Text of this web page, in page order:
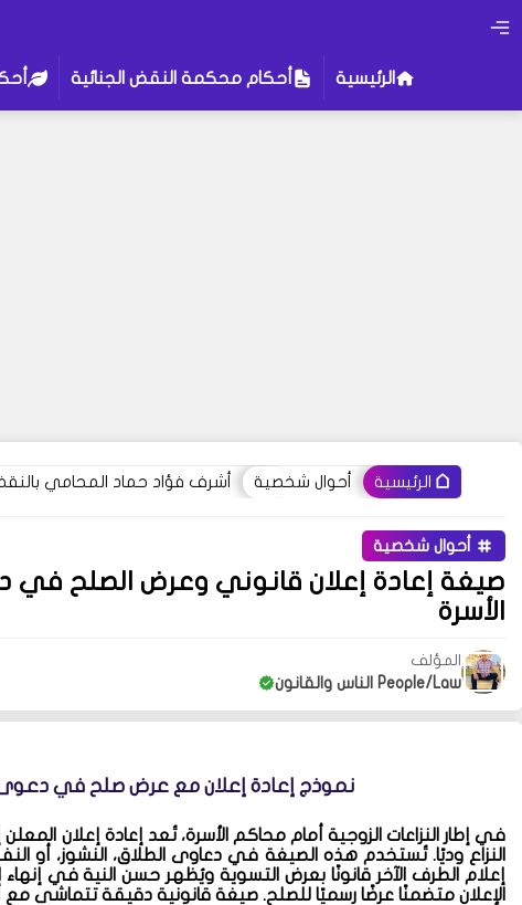
الرئيسية أحكام محكمة النقض الجنائية
الرئيسية أحوال شخصية أشرف فؤاد حماد المحامي بالنقض
أحوال شخصية
صيغة إعادة إعلان قانوني وعرض الصلح
الأسرة
المؤلف
People/Law الناس والقانون
نموذج إعادة إعلان مع عرض صلح في دعوى
في إطار النزاعات الزوجية أمام محاكم الأسرة، تُعد إعادة إعلان
النزاع وديًا. تُستخدم هذه الصيغة في دعاوى الطلاق، النشوز، أو
إعلام الطرف الآخر قانونًا بعرض التسوية ويُظهر حسن النية في
الإعلان متضمنًا عرضًا رسميًا للصلح. صيغة قانونية دقيقة تتماشى مع